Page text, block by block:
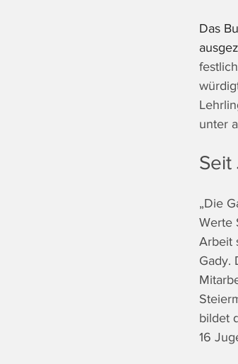
Das
unter
Seit
„Die
Werte
Arbeit
Gady.
bildet
16